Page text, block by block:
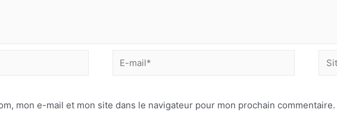
E-
Site
mon e-mail et mon site dans le navigateur pour mon prochain commentaire.